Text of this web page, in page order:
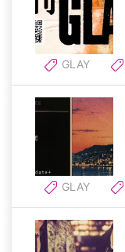
GLAY
GLAY